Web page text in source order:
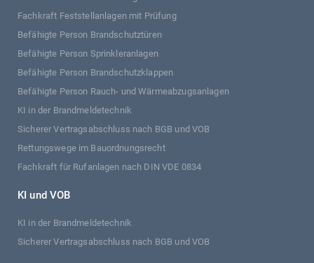
Fachkraft Feststellanlagen mit Prüfung
Befähigte Person Brandschutztüren
Befähigte Person Sprinkleranlagen
Befähigte Person Brandschutzklappen
Befähigte Person Rauch- und Wärmeabzugsanlagen
KI in der Brandmeldetechnik
Sicherer Vertragsabschluss nach BGB und VOB
Rettungswege im Bauordnungsrecht
Fachkraft für Rufanlagen nach DIN VDE 0834
KI und VOB
KI in der Brandmeldetechnik
Sicherer Vertragsabschluss nach BGB und VOB